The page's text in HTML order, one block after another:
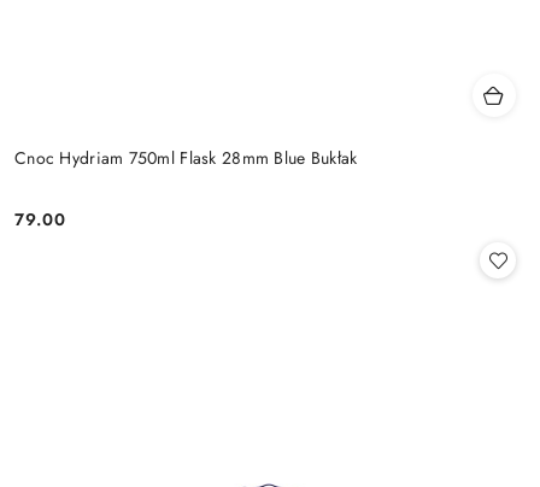
Cnoc Hydriam 750ml Flask 28mm Blue Bukłak
Cena:
79.00